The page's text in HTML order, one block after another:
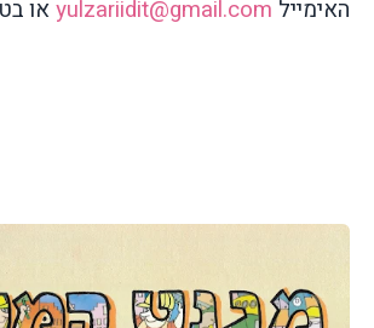
האימייל yulzariidit@gmail.comאו בטלפון